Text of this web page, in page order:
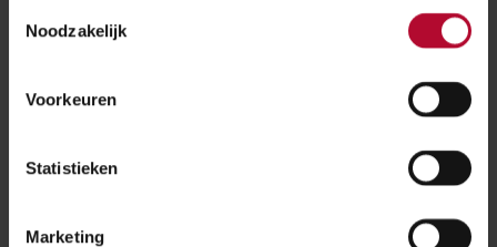
Noodzakelijk
Voorkeuren
Statistieken
Marketing
makkelijker doorzoekbaar en beter
gestandaardiseerd. Daardoor kunnen afwijkingen
de dossiers eenvoudiger.